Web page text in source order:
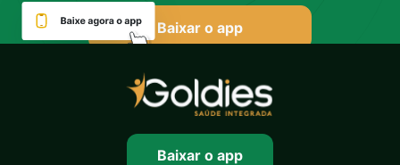
Baixar o app
Baixar o app